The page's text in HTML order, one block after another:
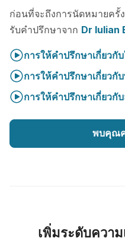
ก่อนที่จะถึงการนัดหมายค
รับคำปรึกษาจาก Dr Iulian
การให้คำปรึกษาเกี่ยวกั
การให้คำปรึกษาเกี่ยวกั
การให้คำปรึกษาเกี่ยวกั
พบคุณ
เพิ่มระดับควา